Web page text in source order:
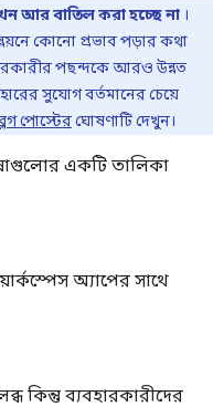
আর বাতিল করা হচ্ছে না ।
কোনো প্রভাব পড়ার কথা
পছন্দকে আরও উন্নত
সুযোগ বর্তমানের চেয়ে
পোস্টেরঘোষণাটি দেখুন।
একটি তালিকা
অ্যাপের সাথে
কিন্তু ব্যবহারকারীদের